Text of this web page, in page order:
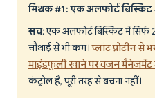
मिथक #1: एक अलफोर्ट बिस्किट
सच: एक अलफोर्ट बिस्किट में
चौथाई से भी कम।प्लांट प्रोटीन से
माइंडफुली खाने पर वजन मैनेजमेंट
कंट्रोल है, पूरी तरह से बचना नहीं।